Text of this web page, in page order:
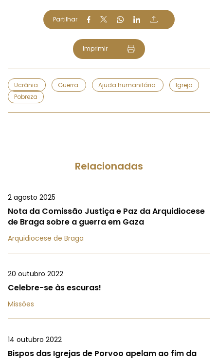
Partilhar
Imprimir
Ucrânia Guerra Ajuda humanitária
Igreja
Pobreza
Relacionadas
2 agosto 2025
Nota da Comissão Justiça e Paz da Arquidiocese
de Braga sobre a guerra em Gaza
Arquidiocese de Braga
20 outubro 2022
Celebre-se às escuras!
Missões
14 outubro 2022
Bispos das Igrejas de Porvoo apelam ao fim da